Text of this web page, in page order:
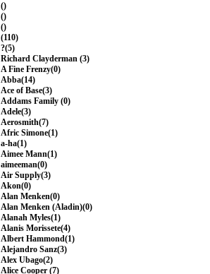
()
()
()
(110)
?(5)
Richard Clayderman (3)
A Fine Frenzy(0)
Abba(14)
Ace of Base(3)
Addams Family (0)
Adele(3)
Aerosmith(7)
Afric Simone(1)
a-ha(1)
Aimee Mann(1)
aimeeman(0)
Air Supply(3)
Akon(0)
Alan Menken(0)
Alan Menken (Aladin)(0)
Alanah Myles(1)
Alanis Morissete(4)
Albert Hammond(1)
Alejandro Sanz(3)
Alex Ubago(2)
Alice Cooper (7)